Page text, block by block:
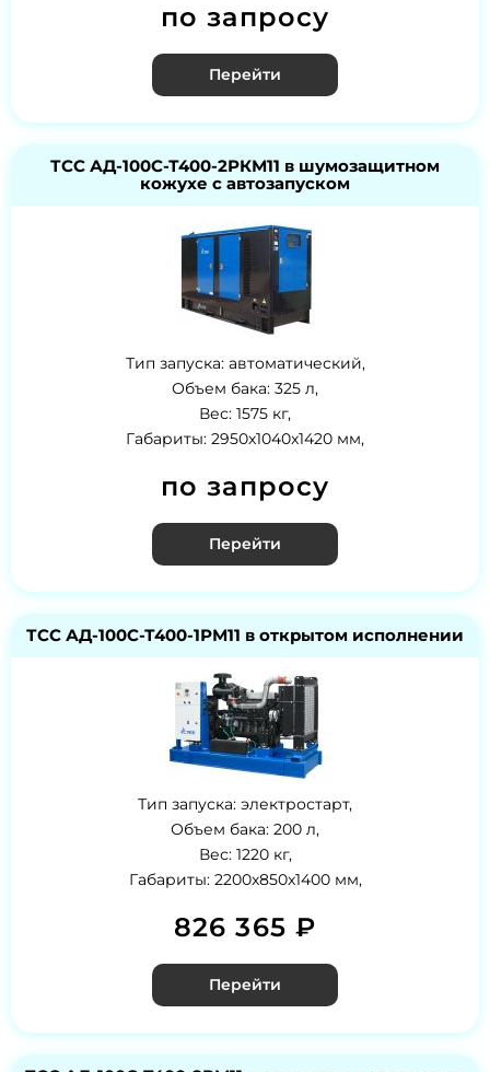
по запросу
Перейти
ТСС АД-100С-Т400-2РКМ11 в шумозащитном
кожухе с автозапуском
Тип запуска: автоматический,
Объем бака: 325 л,
Вес: 1575 кг,
Габариты: 2950x1040x1420 мм,
по запросу
Перейти
ТСС АД-100С-Т400-1РМ11 в открытом исполнении
Тип запуска: электростарт,
Объем бака: 200 л,
Вес: 1220 кг,
Габариты: 2200x850x1400 мм,
826 365 ₽
Перейти